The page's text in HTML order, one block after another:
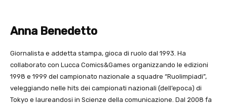
Anna Benedetto
Giornalista e addetta stampa, gioca di ruolo dal 1993. Ha
collaborato con Lucca Comics&Games organizzando le edizioni
1998 e 1999 del campionato nazionale a squadre “Ruolimpiadi”,
veleggiando nelle hits dei campionati nazionali (dell’epoca) di
Tokyo e laureandosi in Scienze della comunicazione. Dal 2008 fa